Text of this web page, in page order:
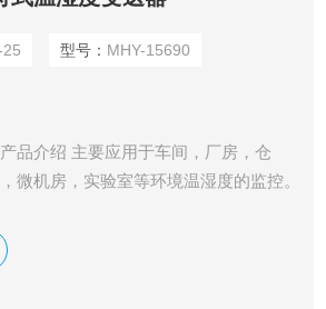
型号： MHY-15690
品介绍 主要应用于车间，厂房，仓
微机房，实验室等环境温湿度的监控。